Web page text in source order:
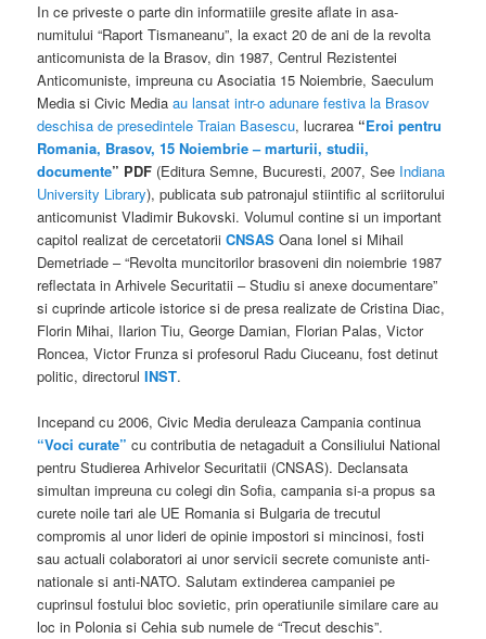
In ce priveste o parte din informatiile gresite aflate in asa-
numitului “Raport Tismaneanu”, la exact 20 de ani de la revolta
anticomunista de la Brasov, din 1987, Centrul Rezistentei
Anticomuniste, impreuna cu Asociatia 15 Noiembrie, Saeculum
Media si Civic Mediaau lansat intr-o adunare festiva la Brasov
deschisa de presedintele Traian Basescu, lucrarea “Eroi pentru
Romania, Brasov, 15 Noiembrie – marturii, studii,
documente” PDF (Editura Semne, Bucuresti, 2007, See Indiana
University Library), publicata sub patronajul stiintific al scriitorului
anticomunist Vladimir Bukovski. Volumul contine si un important
capitol realizat de cercetatorii CNSAS Oana Ionel si Mihail
Demetriade – “Revolta muncitorilor brasoveni din noiembrie 1987
reflectata in Arhivele Securitatii – Studiu si anexe documentare”
si cuprinde articole istorice si de presa realizate de Cristina Diac,
Florin Mihai, Ilarion Tiu, George Damian, Florian Palas, Victor
Roncea, Victor Frunza si profesorul Radu Ciuceanu, fost detinut
politic, directorul INST.
Incepand cu 2006, Civic Media deruleaza Campania continua
“Voci curate” cu contributia de netagaduit a Consiliului National
pentru Studierea Arhivelor Securitatii (CNSAS). Declansata
simultan impreuna cu colegi din Sofia, campania si-a propus sa
curete noile tari ale UE Romania si Bulgaria de trecutul
compromis al unor lideri de opinie impostori si mincinosi, fosti
sau actuali colaboratori ai unor servicii secrete comuniste anti-
nationale si anti-NATO. Salutam extinderea campaniei pe
cuprinsul fostului bloc sovietic, prin operatiunile similare care au
loc in Polonia si Cehia sub numele de “Trecut deschis”.